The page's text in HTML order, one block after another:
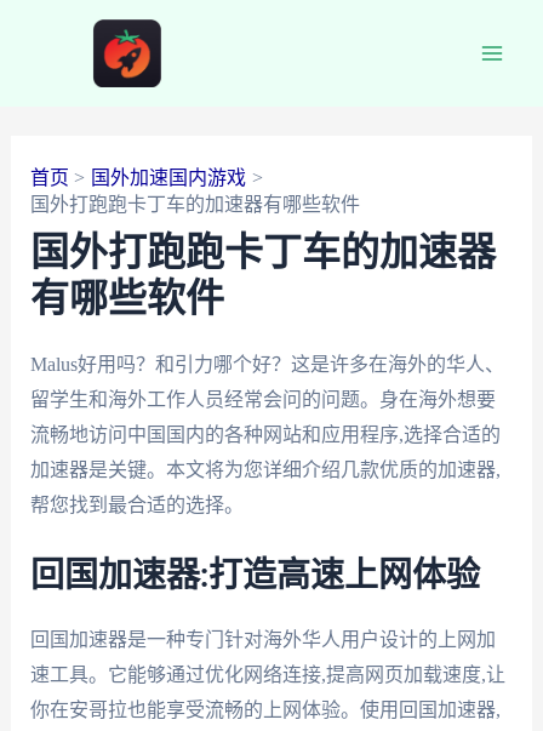
首页
国外加速国内游戏
国外打跑跑卡丁车的加速器有哪些软件
国外打跑跑卡丁车的加速器
有哪些软件
Malus好用吗？和引力哪个好？这是许多在海外的华人、
留学生和海外工作人员经常会问的问题。身在海外想要
流畅地访问中国国内的各种网站和应用程序,选择合适的
加速器是关键。本文将为您详细介绍几款优质的加速器,
帮您找到最合适的选择。
回国加速器:打造高速上网体验
回国加速器是一种专门针对海外华人用户设计的上网加
速工具。它能够通过优化网络连接,提高网页加载速度,让
你在安哥拉也能享受流畅的上网体验。使用回国加速器,